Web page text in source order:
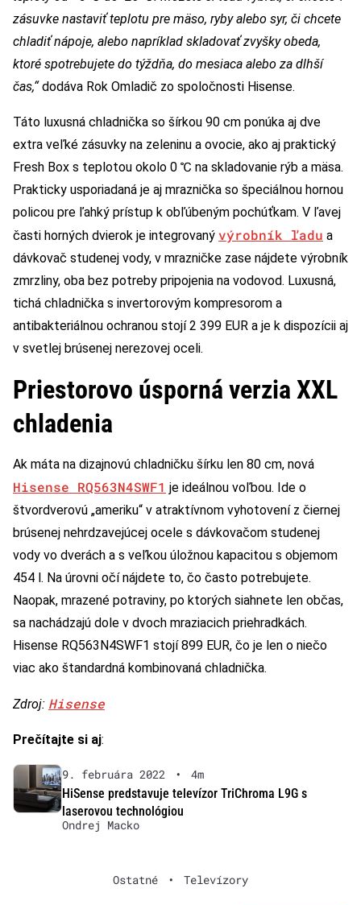
zásuvke nastaviť teplotu pre mäso, ryby alebo syr, či chcete
chladiť nápoje, alebo napríklad skladovať zvyšky obeda,
ktoré spotrebujete do týždňa, do mesiaca alebo za dlhší
čas,“ dodáva Rok Omladič zo spoločnosti Hisense.
Táto luxusná chladnička so šírkou 90 cm ponúka aj dve
extra veľké zásuvky na zeleninu a ovocie, ako aj praktický
Fresh Box s teplotou okolo 0 ℃ na skladovanie rýb a mäsa.
Prakticky usporiadaná je aj mraznička so špeciálnou hornou
policou pre ľahký prístup k obľúbeným pochúťkam. V ľavej
časti horných dvierok je integrovaný výrobník ľadu a
dávkovač studenej vody, v mrazničke zase nájdete výrobník
zmrzliny, oba bez potreby pripojenia na vodovod. Luxusná,
tichá chladnička s invertorovým kompresorom a
antibakteriálnou ochranou stojí 2 399 EUR a je k dispozícii aj
v svetlej brúsenej nerezovej oceli.
Priestorovo úsporná verzia XXL
chladenia
Ak máta na dizajnovú chladničku šírku len 80 cm, nová
Hisense RQ563N4SWF1 je ideálnou voľbou. Ide o
štvordverovú „ameriku“ v atraktívnom vyhotovení z čiernej
brúsenej nehrdzavejúcej ocele s dávkovačom studenej
vody vo dverách a s veľkou úložnou kapacitou s objemom
454 l. Na úrovni očí nájdete to, čo často potrebujete.
Naopak, mrazené potraviny, po ktorých siahnete len občas,
sa nachádzajú dole v dvoch mraziacich priehradkách.
Hisense RQ563N4SWF1 stojí 899 EUR, čo je len o niečo
viac ako štandardná kombinovaná chladnička.
Zdroj: Hisense
Prečítajte si aj:
9. februára 2022 •
4m
HiSense predstavuje televízor TriChroma L9G s
laserovou technológiou
Ondrej Macko
Ostatné • Televízory